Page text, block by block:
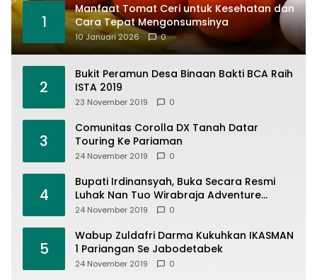
1
Manfaat Tomat Ceri untuk Kesehatan dan
Cara Tepat Mengonsumsinya
10 Januari 2026 0
2
Bukit Peramun Desa Binaan Bakti BCA Raih
ISTA 2019
23 November 2019 0
3
Comunitas Corolla DX Tanah Datar
Touring Ke Pariaman
24 November 2019 0
4
Bupati Irdinansyah, Buka Secara Resmi
Luhak Nan Tuo Wirabraja Adventure
Offroad 2019
24 November 2019 0
5
Wabup Zuldafri Darma Kukuhkan IKASMAN
1 Pariangan Se Jabodetabek
24 November 2019 0